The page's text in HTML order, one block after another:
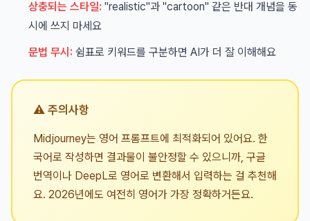
상충되는 스타일: "realistic"과 "cartoon" 같은 반대 개념을 동
시에 쓰지 마세요
문법 무시: 쉼표로 키워드를 구분하면 AI가 더 잘 이해해요
⚠️ 주의사항
Midjourney는 영어 프롬프트에 최적화되어 있어요. 한
국어로 작성하면 결과물이 불안정할 수 있으니까, 구글
번역이나 DeepL로 영어로 변환해서 입력하는 걸 추천해
요. 2026년에도 여전히 영어가 가장 정확하거든요.